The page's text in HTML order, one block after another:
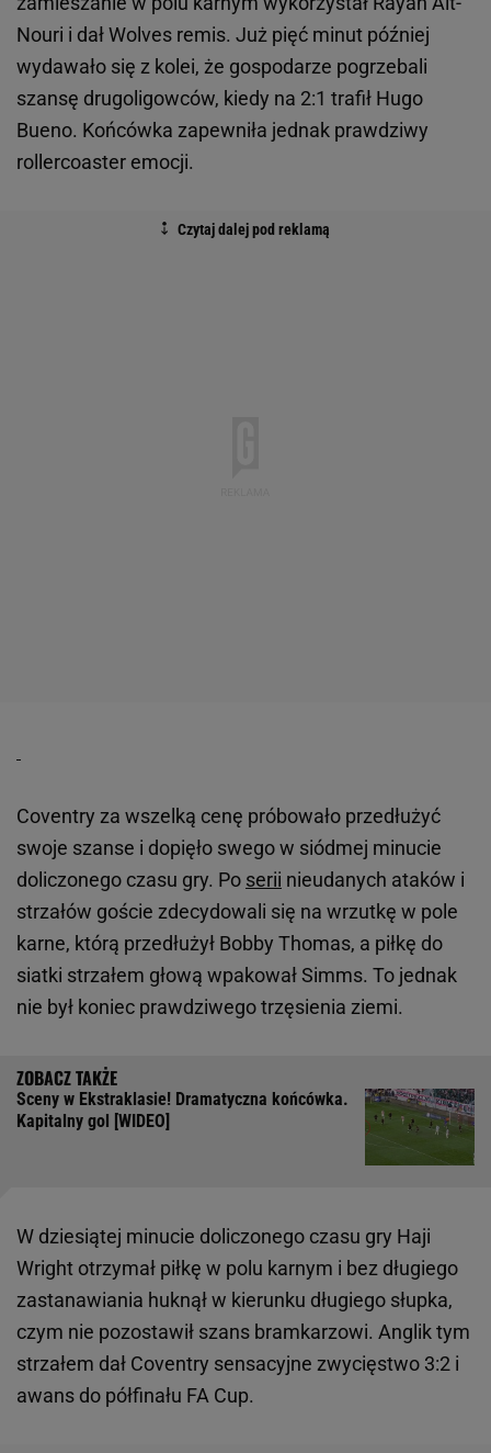
Nouri i dał Wolves remis. Już pięć minut później
wydawało się z kolei, że gospodarze pogrzebali
szansę drugoligowców, kiedy na 2:1 trafił Hugo
Bueno. Końcówka zapewniła jednak prawdziwy
rollercoaster emocji.
Coventry za wszelką cenę próbowało przedłużyć
swoje szanse i dopięło swego w siódmej minucie
doliczonego czasu gry. Po serii nieudanych ataków i
strzałów goście zdecydowali się na wrzutkę w pole
karne, którą przedłużył Bobby Thomas, a piłkę do
siatki strzałem głową wpakował Simms. To jednak
nie był koniec prawdziwego trzęsienia ziemi.
Sceny w Ekstraklasie! Dramatyczna końcówka.
Kapitalny gol [WIDEO]
W dziesiątej minucie doliczonego czasu gry Haji
Wright otrzymał piłkę w polu karnym i bez długiego
zastanawiania huknął w kierunku długiego słupka,
czym nie pozostawił szans bramkarzowi. Anglik tym
strzałem dał Coventry sensacyjne zwycięstwo 3:2 i
awans do półfinału FA Cup.